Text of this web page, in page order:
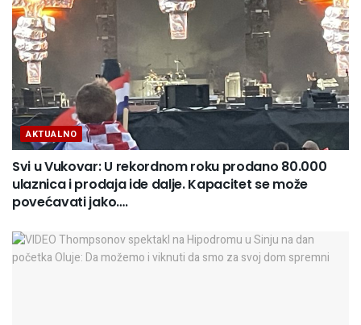
AKTUALNO
Svi u Vukovar: U rekordnom roku prodano 80.000
ulaznica i prodaja ide dalje. Kapacitet se može
povećavati jako….